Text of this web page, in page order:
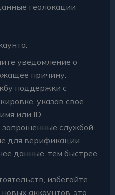
геолокации
уведомление о
причину.
поддержки с
указав свое
или ID.
запрошенные службой
для верификации
данные, тем быстрее
избегайте
аккаунтов, это